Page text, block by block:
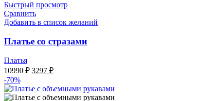
Быстрый просмотр
Сравнить
Добавить в список желаний
Платье со стразами
Платья
10990₽ Первоначальная
составляла
10990 ₽.
3297 ₽Текущая
3297 ₽.
-70%